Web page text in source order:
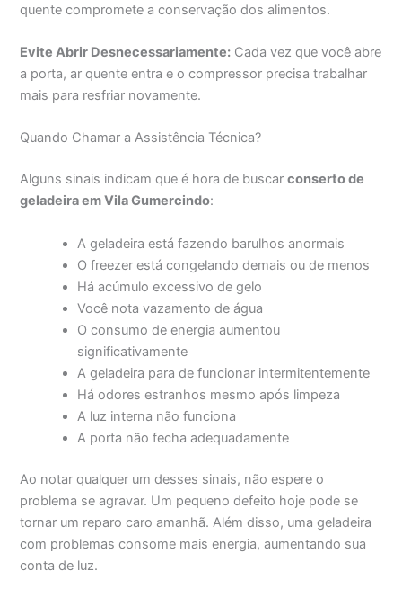
quente compromete a conservação dos alimentos.
Evite Abrir Desnecessariamente: Cada vez que você abre
a porta, ar quente entra e o compressor precisa trabalhar
mais para resfriar novamente.
Quando Chamar a Assistência Técnica?
Alguns sinais indicam que é hora de buscarconserto de
geladeira em Vila Gumercindo:
A geladeira está fazendo barulhos anormais
O freezer está congelando demais ou de menos
Há acúmulo excessivo de gelo
Você nota vazamento de água
O consumo de energia aumentou
significativamente
A geladeira para de funcionar intermitentemente
Há odores estranhos mesmo após limpeza
A luz interna não funciona
A porta não fecha adequadamente
Ao notar qualquer um desses sinais, não espere o
problema se agravar. Um pequeno defeito hoje pode se
tornar um reparo caro amanhã. Além disso, uma geladeira
com problemas consome mais energia, aumentando sua
conta de luz.